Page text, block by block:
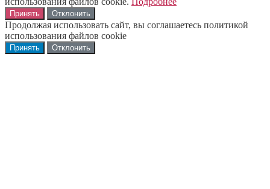
Принять Отклонить
Продолжая использовать сайт, вы соглашаетесь политикой
использования файлов cookie
Принять Отклонить